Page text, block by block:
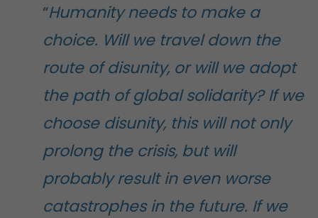
“Humanity needs to make a
choice. Will we travel down the
route of disunity, or will we adopt
the path of global solidarity? If we
choose disunity, this will not only
prolong the crisis, but will
probably result in even worse
catastrophes in the future. If we